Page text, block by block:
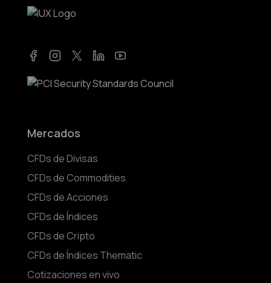
Mercados
CFDs de Divisas
CFDs de Commodities
CFDs de Acciones
CFDs de Índices
CFDs de Cripto
CFDs de Índices Thematic
Cotizaciones en vivo